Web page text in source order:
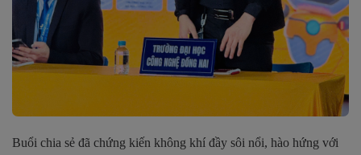
Buổi chia sẻ đã chứng kiến không khí đầy sôi nổi, hào hứng với